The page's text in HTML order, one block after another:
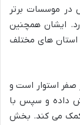
تدریس در موسسات برتر
ایشان همچنین
های مختلف
صفر استوار است و
داده و سپس با
کمک می کند. بخش